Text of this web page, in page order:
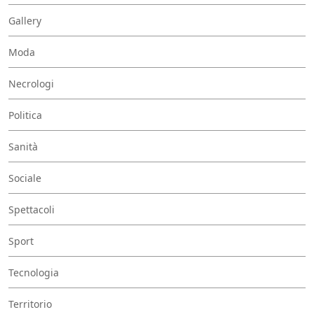
Gallery
Moda
Necrologi
Politica
Sanità
Sociale
Spettacoli
Sport
Tecnologia
Territorio